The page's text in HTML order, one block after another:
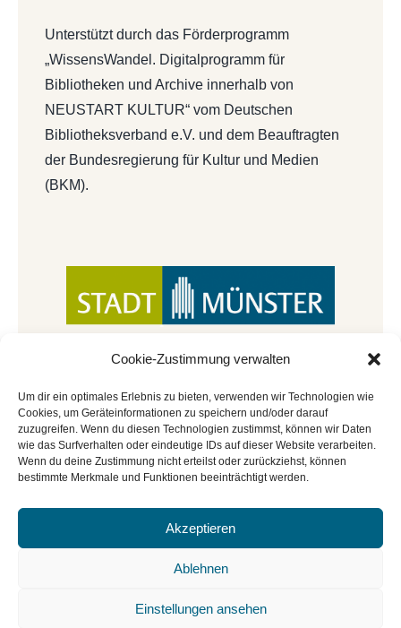
Cookie-Zustimmung verwalten
Um dir ein optimales Erlebnis zu bieten, verwenden wir Technologien wie
Cookies, um Geräteinformationen zu speichern und/oder darauf
zuzugreifen. Wenn du diesen Technologien zustimmst, können wir Daten
wie das Surfverhalten oder eindeutige IDs auf dieser Website verarbeiten.
Wenn du deine Zustimmung nicht erteilst oder zurückziehst, können
bestimmte Merkmale und Funktionen beeinträchtigt werden.
Akzeptieren
Ablehnen
Einstellungen ansehen
Unterstützt durch das Förderprogramm
„WissensWandel. Digitalprogramm für
Bibliotheken und Archive innerhalb von
NEUSTART KULTUR“ vom Deutschen
Bibliotheksverband e.V. und dem Beauftragten
der Bundesregierung für Kultur und Medien
(BKM).
© Copyright 2022 - 2026 | Mitmachbar der
Cookie-Richtlinie